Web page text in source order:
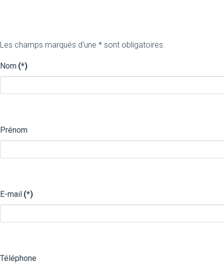
Les champs marqués d'une * sont obligatoires.
Nom (*)
Prénom
E-mail (*)
Téléphone